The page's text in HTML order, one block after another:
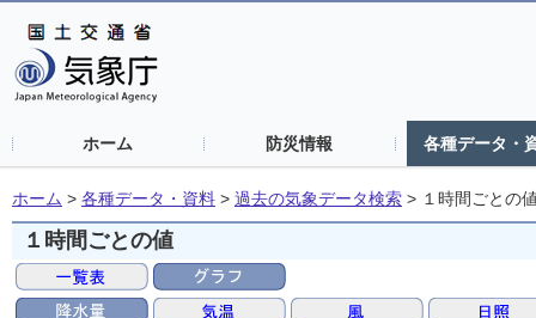
ホーム 防災情報 各種データ・
ホーム > 各種データ・資料 > 過去の気象データ検索 > １時間ごとの
１時間ごとの値